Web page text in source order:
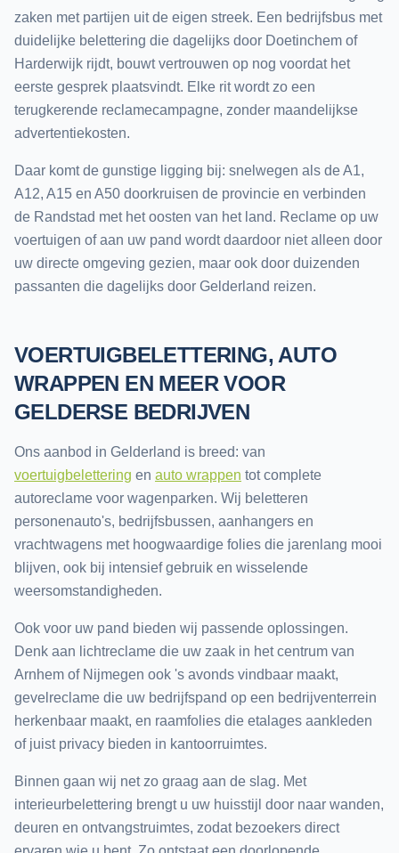
zaken met partijen uit de eigen streek. Een bedrijfsbus met
duidelijke belettering die dagelijks door Doetinchem of
Harderwijk rijdt, bouwt vertrouwen op nog voordat het
eerste gesprek plaatsvindt. Elke rit wordt zo een
terugkerende reclamecampagne, zonder maandelijkse
advertentiekosten.
Daar komt de gunstige ligging bij: snelwegen als de A1,
A12, A15 en A50 doorkruisen de provincie en verbinden
de Randstad met het oosten van het land. Reclame op uw
voertuigen of aan uw pand wordt daardoor niet alleen door
uw directe omgeving gezien, maar ook door duizenden
passanten die dagelijks door Gelderland reizen.
VOERTUIGBELETTERING, AUTO
WRAPPEN EN MEER VOOR
GELDERSE BEDRIJVEN
Ons aanbod in Gelderland is breed: van
voertuigbelettering en auto wrappen tot complete
autoreclame voor wagenparken. Wij beletteren
personenauto's, bedrijfsbussen, aanhangers en
vrachtwagens met hoogwaardige folies die jarenlang mooi
blijven, ook bij intensief gebruik en wisselende
weersomstandigheden.
Ook voor uw pand bieden wij passende oplossingen.
Denk aan lichtreclame die uw zaak in het centrum van
Arnhem of Nijmegen ook 's avonds vindbaar maakt,
gevelreclame die uw bedrijfspand op een bedrijventerrein
herkenbaar maakt, en raamfolies die etalages aankleden
of juist privacy bieden in kantoorruimtes.
Binnen gaan wij net zo graag aan de slag. Met
interieurbelettering brengt u uw huisstijl door naar wanden,
deuren en ontvangstruimtes, zodat bezoekers direct